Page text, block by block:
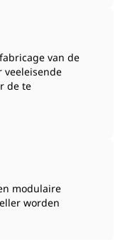
van de
veeleisende
de te
modulaire
worden